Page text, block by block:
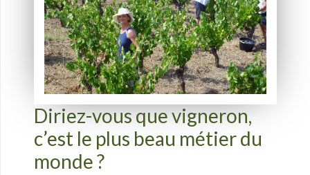
Diriez-vous que vigneron,
c’est le plus beau métier du
monde ?